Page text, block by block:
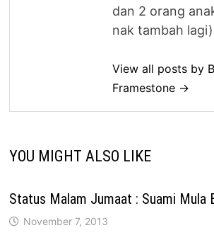
dan 2 orang
nak tambah lagi)
View all posts by
Framestone →
YOU MIGHT ALSO LIKE
Status Malam Jumaat : Suami Mula
November 7, 2013